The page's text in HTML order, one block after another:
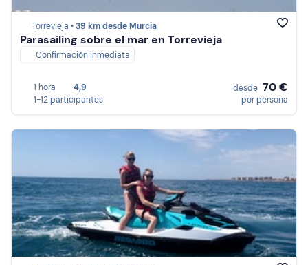
Torrevieja •39 km desde Murcia
Parasailing sobre el mar en Torrevieja
Confirmación inmediata
1 hora
4,9
1-12 participantes
desde 70 €
por persona